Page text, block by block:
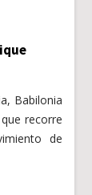
Babilonia
recorre
de